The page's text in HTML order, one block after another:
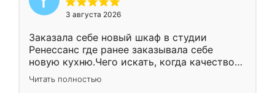
3 августа 2026
Заказала себе новый шкаф в студии
Ренессанс где ранее заказывала себе
новую кухню.Чего искать, когда качеством
вполне довольна. Служит кухня уже почти
два года, нареканий нет.
Читать полностью